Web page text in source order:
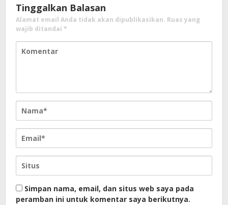
Tinggalkan Balasan
Alamat email Anda tidak akan dipublikasikan. Ruas yang
wajib ditandai *
Simpan nama, email, dan situs web saya pada
peramban ini untuk komentar saya berikutnya.